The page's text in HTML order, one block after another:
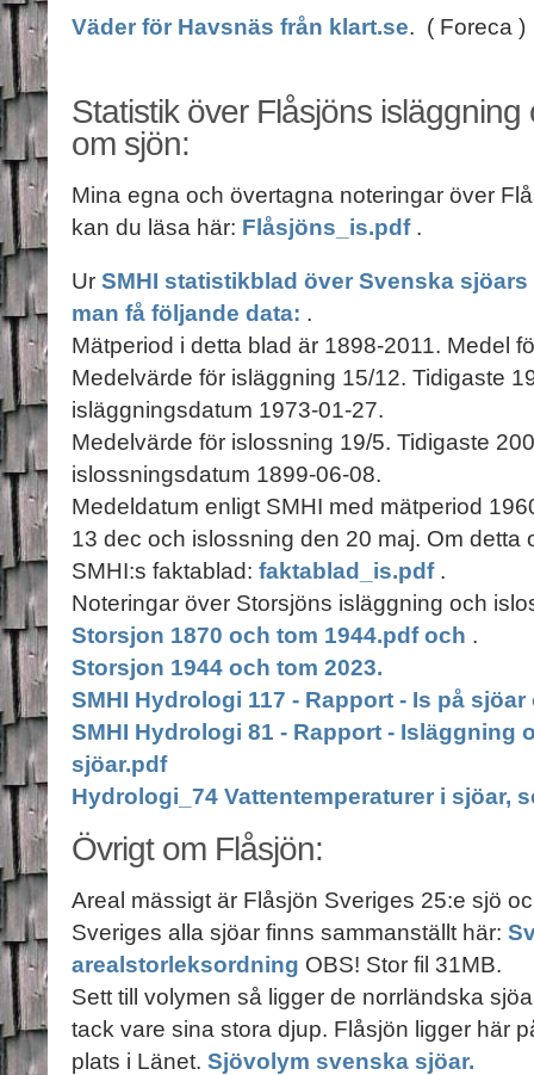
Väder för Havsnäs från klart.se. ( Foreca )
Statistik över Flåsjöns
om sjön:
Mina egna och övertagna noteringar över
kan du läsa här: Flåsjöns_is.pdf .
Ur SMHI statistikblad över Svenska
man få följande data: .
Mätperiod i detta blad är 1898-2011. Medel
Medelvärde för isläggning 15/12. Tidigaste
isläggningsdatum 1973-01-27.
Medelvärde för islossning 19/5. Tidigaste
islossningsdatum 1899-06-08.
Medeldatum enligt SMHI med mätperiod
13 dec och islossning den 20 maj. Om detta
SMHI:s faktablad: faktablad_is.pdf .
Noteringar över Storsjöns isläggning och
Storsjon 1870 och tom 1944.pdf och .
Storsjon 1944 och tom 2023.
SMHI Hydrologi 117 - Rapport - Is på
SMHI Hydrologi 81 - Rapport - Isläggning
sjöar.pdf
Hydrologi_74 Vattentemperaturer i sjöar,
Övrigt om Flåsjön:
Areal mässigt är Flåsjön Sveriges 25:e sjö
Sveriges alla sjöar finns sammanställt här:
arealstorleksordning OBS! Stor fil 31MB.
Sett till volymen så ligger de norrländska
tack vare sina stora djup. Flåsjön ligger här
plats i Länet. Sjövolym svenska sjöar.